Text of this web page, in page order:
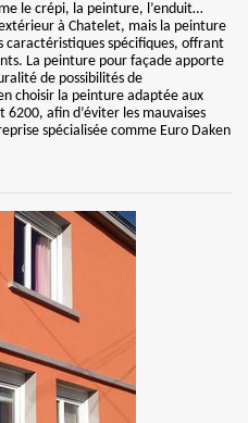
le crépi, la peinture, l’enduit…
à Chatelet, mais la peinture
spécifiques, offrant
La peinture pour façade apporte
de possibilités de
choisir la peinture adaptée aux
afin d’éviter les mauvaises
spécialisée comme Euro Daken